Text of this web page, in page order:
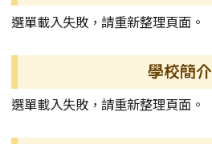
選單載入失敗，請重新整理頁面。
學校簡介
選單載入失敗，請重新整理頁面。